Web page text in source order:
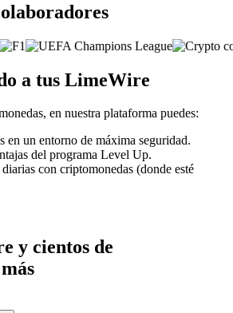
a tus LimeWire
en nuestra plataforma puedes:
en un entorno de máxima seguridad.
del programa Level Up.
con criptomonedas (donde esté
y cientos de